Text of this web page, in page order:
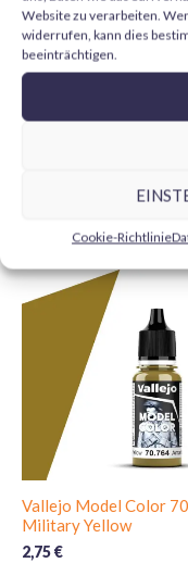
Website zu verarbeiten.
widerrufen, kann dies
beeinträchtigen.
Cookie-Richtlinie
Vallejo Imprimación
28011 Aerosol 400 ml
IN DEN
Ähnliche
Vallejo Model Color
Military Yellow
2,75€